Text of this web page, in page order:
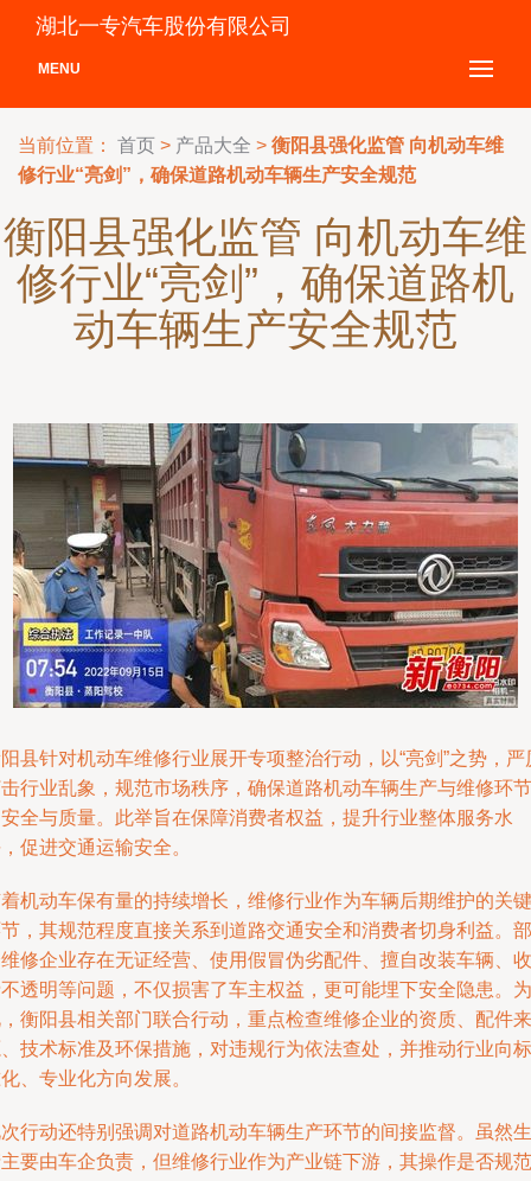
湖北一专汽车股份有限公司
MENU
当前位置： 首页 > 产品大全 > 衡阳县强化监管 向机动车维
修行业“亮剑”，确保道路机动车辆生产安全规范
衡阳县强化监管 向机动车维
修行业“亮剑”，确保道路机
动车辆生产安全规范
县针对机动车维修行业展开专项整治行动，以“亮剑”之势，严
行业乱象，规范市场秩序，确保道路机动车辆生产与维修环节
全与质量。此举旨在保障消费者权益，提升行业整体服务水
促进交通运输安全。
机动车保有量的持续增长，维修行业作为车辆后期维护的关键
，其规范程度直接关系到道路交通安全和消费者切身利益。部
修企业存在无证经营、使用假冒伪劣配件、擅自改装车辆、收
透明等问题，不仅损害了车主权益，更可能埋下安全隐患。为
衡阳县相关部门联合行动，重点检查维修企业的资质、配件来
技术标准及环保措施，对违规行为依法查处，并推动行业向标
、专业化方向发展。
行动还特别强调对道路机动车辆生产环节的间接监督。虽然生
要由车企负责，但维修行业作为产业链下游，其操作是否规范